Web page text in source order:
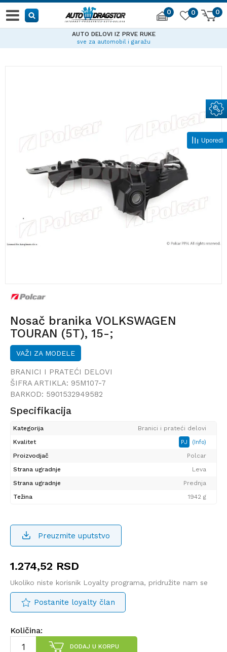
0 0
0
AUTO DELOVI IZ PRVE RUKE
sve za automobil i garažu
Nosač branika VOLKSWAGEN
TOURAN (5T), 15-;
VAŽI ZA MODELE
BRANICI I PRATEĆI DELOVI
ŠIFRA ARTIKLA: 95M107-7
BARKOD: 5901532949582
Specifikacija
Kategorija
Branici i prateći delovi
Kvalitet
PJ (Info)
Proizvodjač
Polcar
Strana ugradnje
Leva
Strana ugradnje
Prednja
Težina
1942 g
Preuzmite uputstvo
1.274,52 RSD
Ukoliko niste korisnik Loyalty programa, pridružite nam se
Postanite loyalty član
Količina:
DODAJ U KORPU
Uporedi